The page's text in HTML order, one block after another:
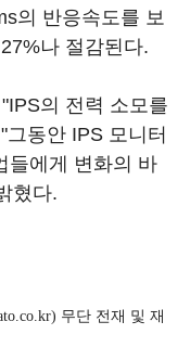
의 반응속도를 보
나 절감된다.
의 전력 소모를
동안 IPS 모니터
들에게 변화의 바
혔다.
무단 전재 및 재